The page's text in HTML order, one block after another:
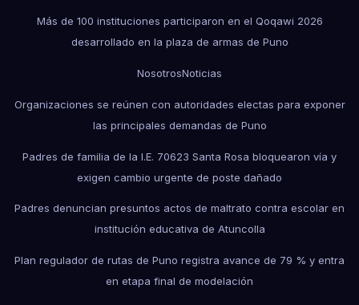
Más de 100 instituciones participaron en el Qoqawi 2026
desarrollado en la plaza de armas de Puno
NosotrosNoticias
Organizaciones se reúnen con autoridades electas para exponer
las principales demandas de Puno
Padres de familia de la I.E. 70623 Santa Rosa bloquearon vía y
exigen cambio urgente de poste dañado
Padres denuncian presuntos actos de maltrato contra escolar en
institución educativa de Atuncolla
Plan regulador de rutas de Puno registra avance de 79 % y entra
en etapa final de modelación